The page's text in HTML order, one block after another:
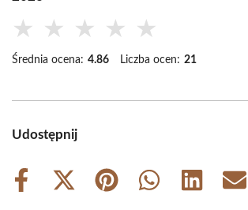
★ ★ ★ ★ ★
Średnia ocena: 4.86 Liczba ocen: 21
Udostępnij
Share
Share
Share
Share
Share